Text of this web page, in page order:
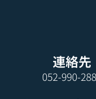
連絡先
052-990-